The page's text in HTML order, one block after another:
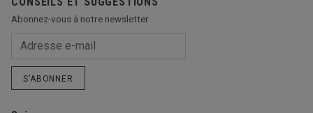
Abonnez-vous à notre newsletter
S’ABONNER